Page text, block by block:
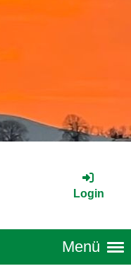
Login
Menü